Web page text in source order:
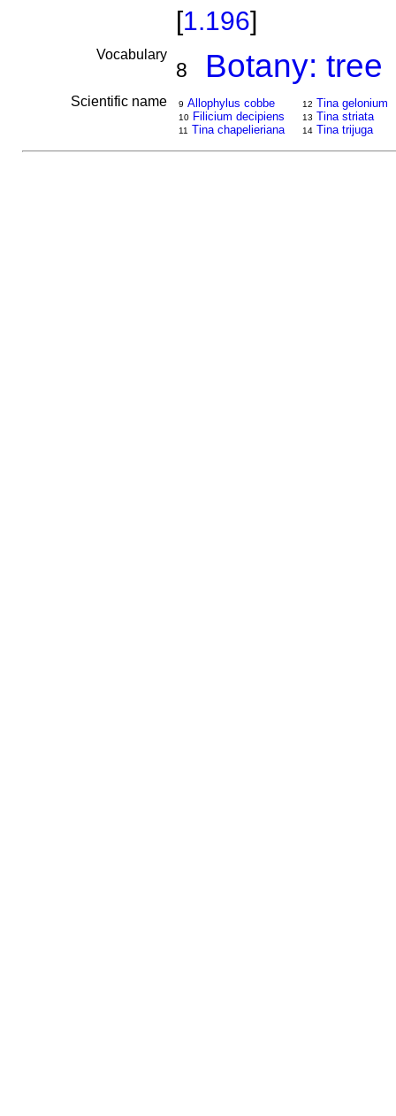
[1.196]
Vocabulary
8 Botany: tree
Scientific name 9 Allophylus cobbe
10 Filicium decipiens
11 Tina chapelieriana
12 Tina gelonium
13 Tina striata
14 Tina trijuga